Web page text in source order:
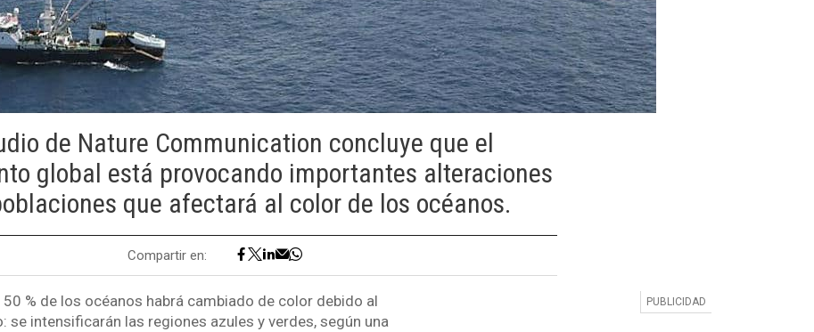
de Nature Communication concluye que el
global está provocando importantes alteraciones
que afectará al color de los océanos.
Compartir en:
% de los océanos habrá cambiado de color debido al
se intensificarán las regiones azules y verdes, según una